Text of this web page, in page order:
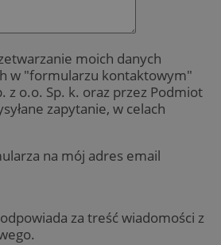
moich danych
w "formularzu kontaktowym"
z o.o. Sp. k. oraz przez Podmiot
zapytanie, w celach
na mój adres email
za treść wiadomości z